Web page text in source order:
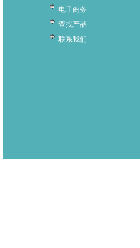
电子商务
查找产品
联系我们